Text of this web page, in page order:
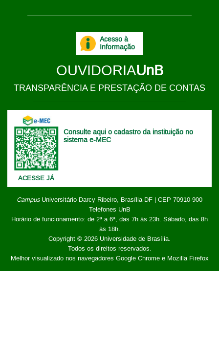
ACESSE JÁ
Consulte aqui o cadastro da instituição no
sistema e-MEC
CampusUniversitário Darcy Ribeiro, Brasília-DF | CEP 70910-900
Telefones UnB
Horário de funcionamento: de 2ª a 6ª, das 7h às 23h. Sábado, das 8h
às 18h.
Copyright © 2026 Universidade de Brasília.
Todos os direitos reservados.
Melhor visualizado nos navegadores Google Chrome e Mozilla Firefox
Acesso à
Informação
OUVIDORIAUnB
TRANSPARÊNCIA E PRESTAÇÃO DE CONTAS